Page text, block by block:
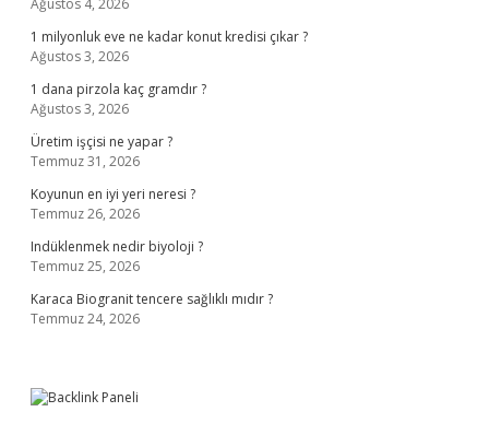
Ağustos 4, 2026
1 milyonluk eve ne kadar konut kredisi çıkar ?
Ağustos 3, 2026
1 dana pirzola kaç gramdır ?
Ağustos 3, 2026
Üretim işçisi ne yapar ?
Temmuz 31, 2026
Koyunun en iyi yeri neresi ?
Temmuz 26, 2026
Indüklenmek nedir biyoloji ?
Temmuz 25, 2026
Karaca Biogranit tencere sağlıklı mıdır ?
Temmuz 24, 2026